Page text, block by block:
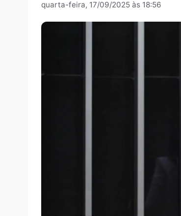
quarta-feira, 17/09/2025 às 18:56